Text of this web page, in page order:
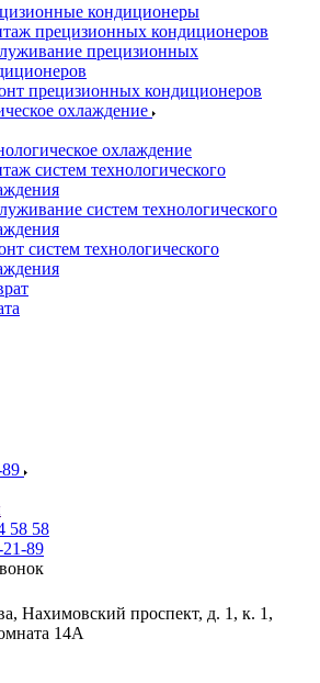
кондиционеры
прецизионных кондиционеров
прецизионных
прецизионных кондиционеров
охлаждение
охлаждение
систем технологического
систем технологического
систем технологического
58 58
89
Нахимовский проспект, д. 1, к. 1,
14А